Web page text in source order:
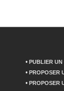
• PUBLIER UN
• PROPOSER
• PROPOSER